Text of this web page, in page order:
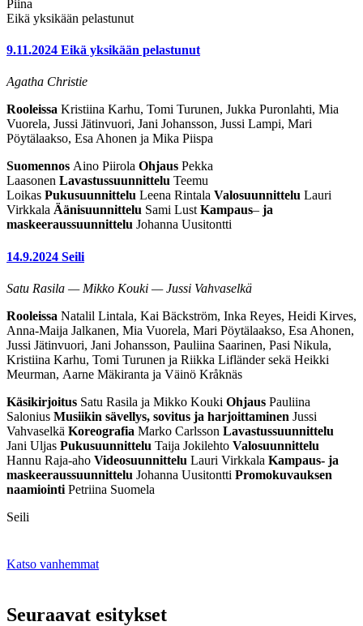
Piina
Eikä yksikään pelastunut
9.11.2024 Eikä yksikään pelastunut
Agatha Christie
Rooleissa Kristiina Karhu, Tomi Turunen, Jukka Puronlahti, Mia
Vuorela, Jussi Jätinvuori, Jani Johansson, Jussi Lampi, Mari
Pöytälaakso, Esa Ahonen ja Mika Piispa
Suomennos Aino Piirola Ohjaus Pekka
Laasonen Lavastussuunnittelu Teemu
Loikas Pukusuunnittelu Leena Rintala Valosuunnittelu Lauri
Virkkala Äänisuunnittelu Sami Lust Kampaus– ja
maskeeraussuunnittelu Johanna Uusitontti
14.9.2024 Seili
Satu Rasila — Mikko Kouki — Jussi Vahvaselkä
Rooleissa Natalil Lintala, Kai Bäckström, Inka Reyes, Heidi Kirves,
Anna-Maija Jalkanen, Mia Vuorela, Mari Pöytälaakso, Esa Ahonen,
Jussi Jätinvuori, Jani Johansson, Pauliina Saarinen, Pasi Nikula,
Kristiina Karhu, Tomi Turunen ja Riikka Lifländer sekä Heikki
Meurman, Aarne Mäkiranta ja Väinö Kråknäs
Käsikirjoitus Satu Rasila ja Mikko Kouki Ohjaus Pauliina
Salonius Musiikin sävellys, sovitus ja harjoittaminen Jussi
Vahvaselkä Koreografia Marko Carlsson Lavastussuunnittelu
Jani Uljas Pukusuunnittelu Taija Jokilehto Valosuunnittelu
Hannu Raja-aho Videosuunnittelu Lauri Virkkala Kampaus- ja
maskeeraussuunnittelu Johanna Uusitontti Promokuvauksen
naamiointi Petriina Suomela
Seili
Katso vanhemmat
Seuraavat esitykset